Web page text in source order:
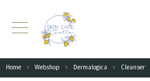
Home Webshop Dermalogica Cleanser